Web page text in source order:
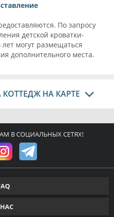
По запросу
детской кроватки-
могут размещаться
дополнительного места.
НА КАРТЕ
В СОЦИАЛЬНЫХ СЕТЯХ!